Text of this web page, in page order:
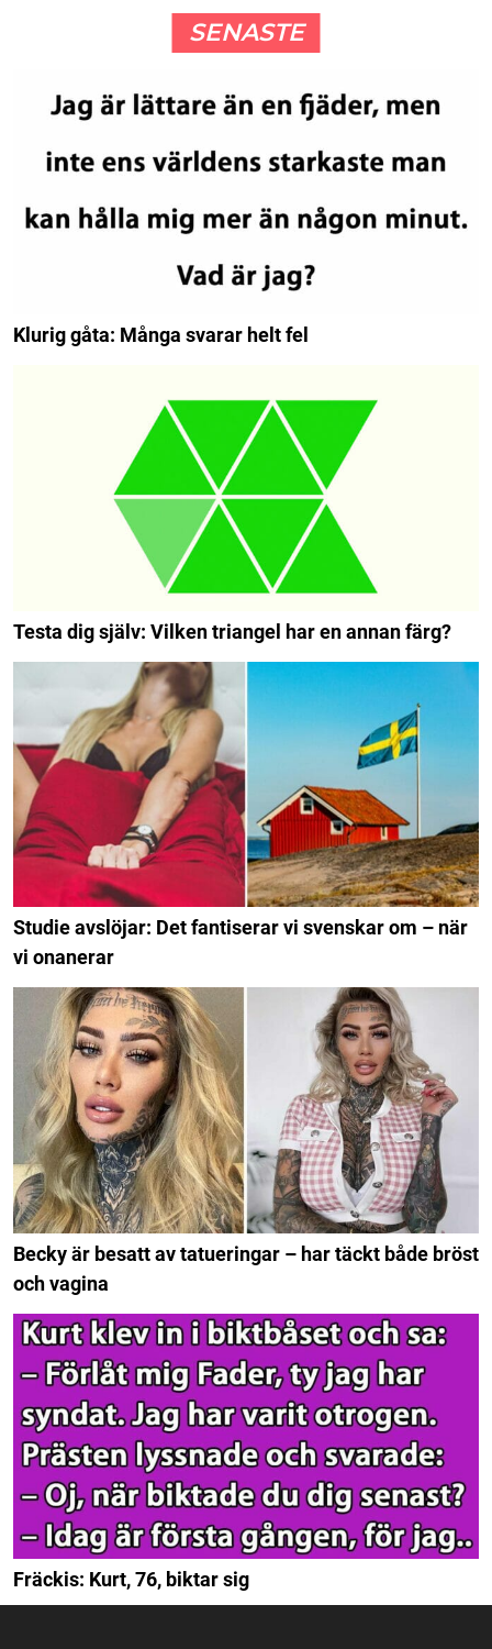
SENASTE
Klurig gåta: Många svarar helt fel
Testa dig själv: Vilken triangel har en annan färg?
Studie avslöjar: Det fantiserar vi svenskar om – när
vi onanerar
Becky är besatt av tatueringar – har täckt både bröst
och vagina
Fräckis: Kurt, 76, biktar sig